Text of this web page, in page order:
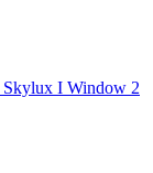
Skylux I Window 2